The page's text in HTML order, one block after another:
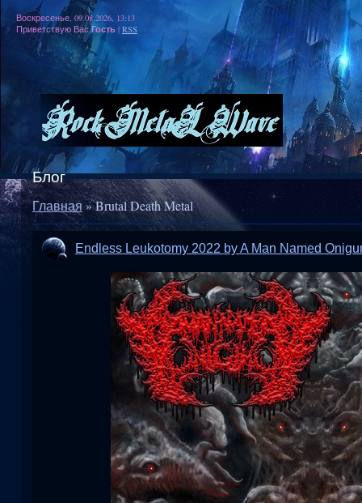
Воскресенье, 09.08.2026, 13:13
Приветствую Вас Гость | RSS
Блог
Главная»Brutal Death Metal
Endless Leukotomy 2022 by A Man Named